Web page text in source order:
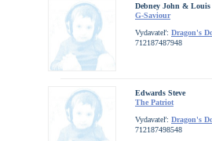
Debney John & Louis
G-Saviour
Vydavateľ: Dragon's
712187487948
Edwards Steve
The Patriot
Vydavateľ: Dragon's
712187498548